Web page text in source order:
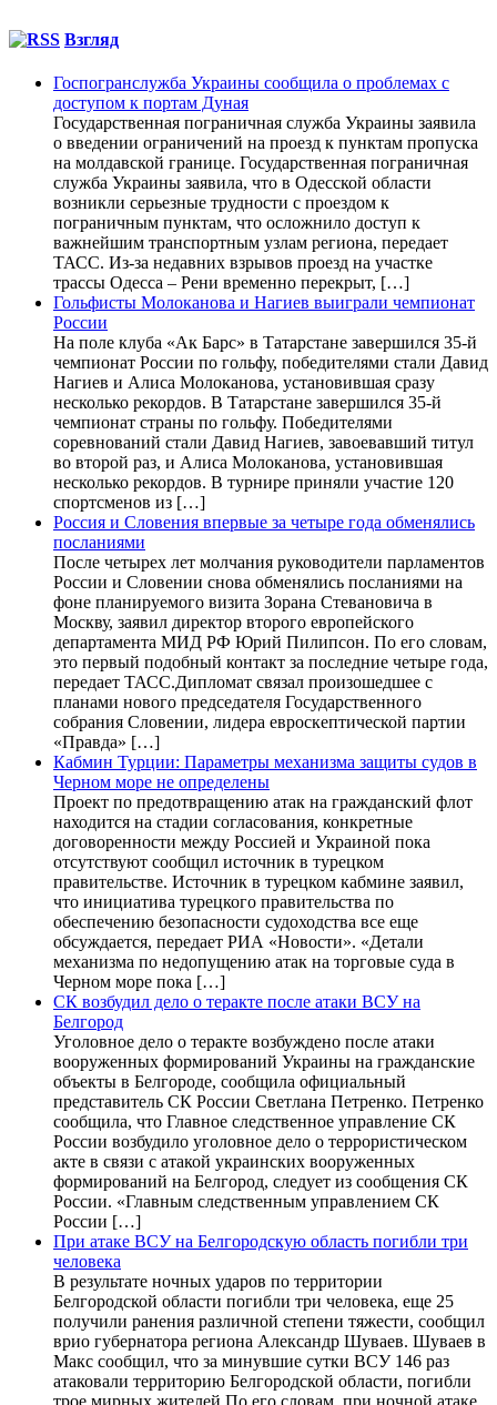
Взгляд
Госпогранслужба Украины сообщила о проблемах с
доступом к портам Дуная
Государственная пограничная служба Украины заявила
о введении ограничений на проезд к пунктам пропуска
на молдавской границе. Государственная пограничная
служба Украины заявила, что в Одесской области
возникли серьезные трудности с проездом к
пограничным пунктам, что осложнило доступ к
важнейшим транспортным узлам региона, передает
ТАСС. Из-за недавних взрывов проезд на участке
трассы Одесса – Рени временно перекрыт, […]
Гольфисты Молоканова и Нагиев выиграли чемпионат
России
На поле клуба «Ак Барс» в Татарстане завершился 35-й
чемпионат России по гольфу, победителями стали Давид
Нагиев и Алиса Молоканова, установившая сразу
несколько рекордов. В Татарстане завершился 35-й
чемпионат страны по гольфу. Победителями
соревнований стали Давид Нагиев, завоевавший титул
во второй раз, и Алиса Молоканова, установившая
несколько рекордов. В турнире приняли участие 120
спортсменов из […]
Россия и Словения впервые за четыре года обменялись
посланиями
После четырех лет молчания руководители парламентов
России и Словении снова обменялись посланиями на
фоне планируемого визита Зорана Стевановича в
Москву, заявил директор второго европейского
департамента МИД РФ Юрий Пилипсон. По его словам,
это первый подобный контакт за последние четыре года,
передает ТАСС.Дипломат связал произошедшее с
планами нового председателя Государственного
собрания Словении, лидера евроскептической партии
«Правда» […]
Кабмин Турции: Параметры механизма защиты судов в
Черном море не определены
Проект по предотвращению атак на гражданский флот
находится на стадии согласования, конкретные
договоренности между Россией и Украиной пока
отсутствуют сообщил источник в турецком
правительстве. Источник в турецком кабмине заявил,
что инициатива турецкого правительства по
обеспечению безопасности судоходства все еще
обсуждается, передает РИА «Новости». «Детали
механизма по недопущению атак на торговые суда в
Черном море пока […]
СК возбудил дело о теракте после атаки ВСУ на
Белгород
Уголовное дело о теракте возбуждено после атаки
вооруженных формирований Украины на гражданские
объекты в Белгороде, сообщила официальный
представитель СК России Светлана Петренко. Петренко
сообщила, что Главное следственное управление СК
России возбудило уголовное дело о террористическом
акте в связи с атакой украинских вооруженных
формирований на Белгород, следует из сообщения СК
России. «Главным следственным управлением СК
России […]
При атаке ВСУ на Белгородскую область погибли три
человека
В результате ночных ударов по территории
Белгородской области погибли три человека, еще 25
получили ранения различной степени тяжести, сообщил
врио губернатора региона Александр Шуваев. Шуваев в
Макс сообщил, что за минувшие сутки ВСУ 146 раз
атаковали территорию Белгородской области, погибли
трое мирных жителей.По его словам, при ночной атаке